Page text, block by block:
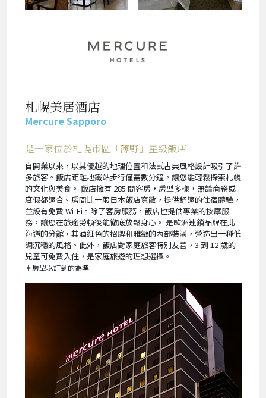
札幌美居酒店
Mercure Sapporo
是一家位於札幌市區「薄野」星級飯店
自開業以來，以其優越的地理位置和法式古典風格設計吸引了許
多旅客。飯店距離地鐵站步行僅需數分鐘，讓您能輕鬆探索札幌
的文化與美食。 飯店擁有 285 間客房，房型多樣，無論商務或
度假都適合。房間比一般日本飯店寬敞，提供舒適的住宿體驗，
並設有免費 Wi-Fi。除了客房服務，飯店也提供專業的按摩服
務，讓您在旅途勞頓後能徹底放鬆身心。 是歐洲連鎖品牌在北
海道的分館，其酒紅色的招牌和雅緻的內部裝潢，營造出一種低
調沉穩的風格。此外，飯店對家庭旅客特別友善，3 到 12 歲的
兒童可免費入住，是家庭旅遊的理想選擇。
＊房型以訂到的為準